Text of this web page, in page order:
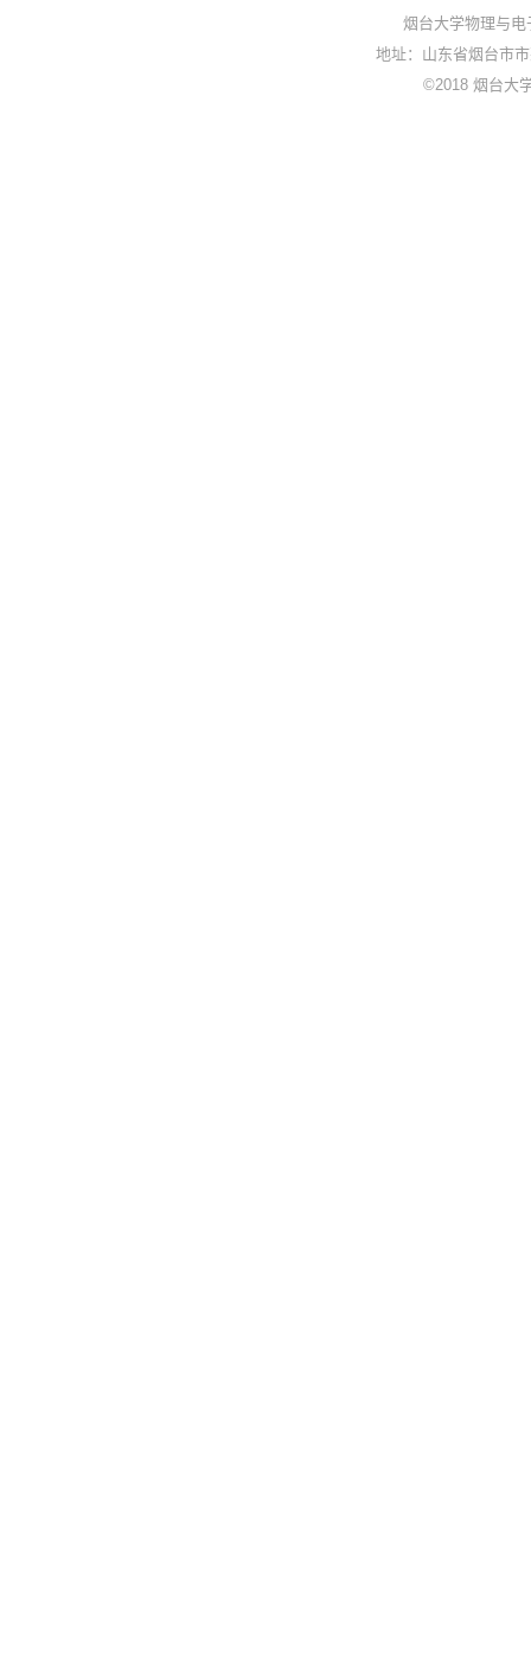
烟台大学物理与
地址：山东省烟台市
©2018 烟台大